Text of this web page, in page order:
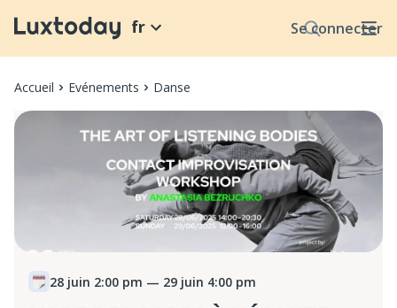
Se connecter
fr
Accueil Evénements Danse
28 juin 2:00 pm — 29 juin 4:00 pm